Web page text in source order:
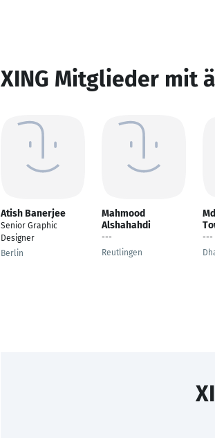
XING Mitglieder mit
Atish Banerjee
Senior Graphic
Designer
Berlin
Mahmood
Alshahahdi
---
Reutlingen
---